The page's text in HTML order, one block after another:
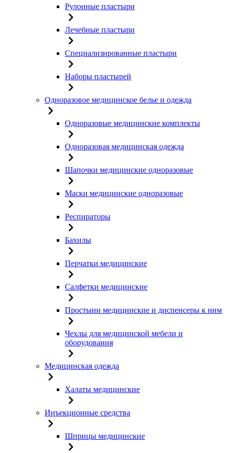
Рулонные пластыри
Лечебные пластыри
Специализированные пластыри
Наборы пластырей
Одноразовое медицинское белье и одежда
Одноразовые медицинские комплекты
Одноразовая медицинская одежда
Шапочки медицинские одноразовые
Маски медицинские одноразовые
Респираторы
Бахилы
Перчатки медицинские
Салфетки медицинские
Простыни медицинские и диспенсеры к ним
Чехлы для медицинской мебели и
оборудования
Медицинская одежда
Халаты медицинские
Инъекционные средства
Шприцы медицинские